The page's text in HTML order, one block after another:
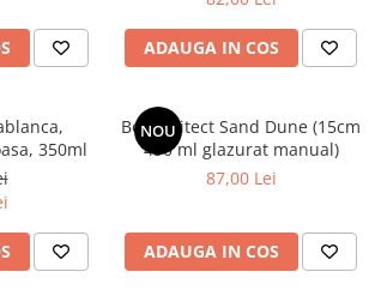
ADAUGA IN COS
350ml
NOU
Bol Arhitect Sand Dune (15cm
450 ml glazurat manual)
87,00 Lei
ADAUGA IN COS